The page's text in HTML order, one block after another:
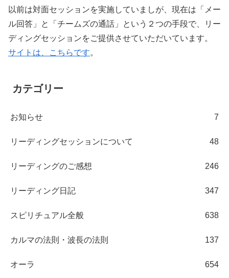
以前は対面セッションを実施していましが、現在は「メー
ル回答」と「チームズの通話」という２つの手段で、リー
ディングセッションをご提供させていただいています。
サイトは、こちらです。
カテゴリー
お知らせ 7
リーディングセッションについて 48
リーディングのご感想 246
リーディング日記 347
スピリチュアル全般 638
カルマの法則・波長の法則 137
オーラ 654